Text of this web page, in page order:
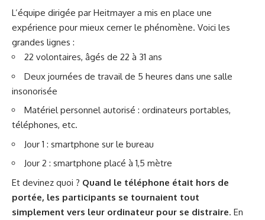
L’équipe dirigée par Heitmayer a mis en place une
expérience pour mieux cerner le phénomène. Voici les
grandes lignes :
22 volontaires, âgés de 22 à 31 ans
Deux journées de travail de 5 heures dans une salle
insonorisée
Matériel personnel autorisé : ordinateurs portables,
téléphones, etc.
Jour 1 : smartphone sur le bureau
Jour 2 : smartphone placé à 1,5 mètre
Et devinez quoi ? Quand le téléphone était hors de
portée, les participants se tournaient tout
simplement vers leur ordinateur pour se distraire. En